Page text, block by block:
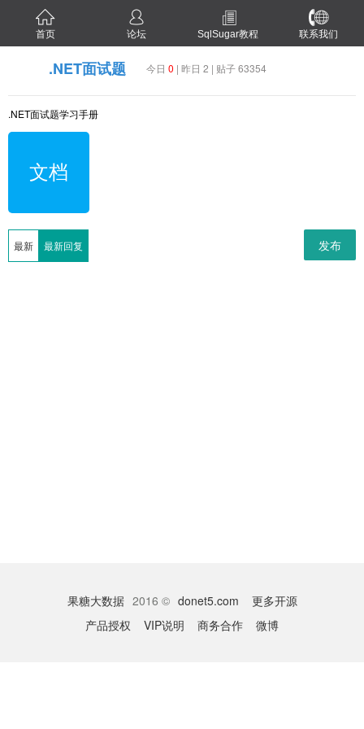
首页 论坛 SqlSugar教程 联系我们
.NET面试题 今日 0 | 昨日 2 | 贴子 63354
.NET面试题学习手册
文档
最新 最新回复 发布
果糖大数据 2016 © donet5.com
更多开源
产品授权
VIP说明 商务合作 微博